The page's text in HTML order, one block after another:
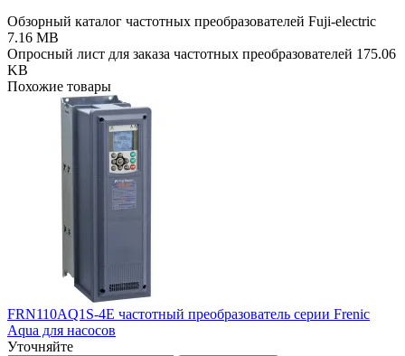
Обзорный каталог частотных преобразователей Fuji-electric
7.16 MB
Опросный лист для заказа частотных преобразователей 175.06
KB
Похожие товары
FRN110AQ1S-4E частотный преобразователь серии Frenic
Aqua для насосов
Уточняйте